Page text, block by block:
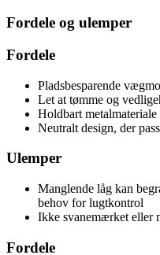
Fordele og ulemper
Fordele
Pladsbesparende
Let at tømme og
Holdbart metalmateriale
Neutralt design, der
Ulemper
Manglende låg kan
behov for lugtkontrol
Ikke svanemærket eller
Fordele